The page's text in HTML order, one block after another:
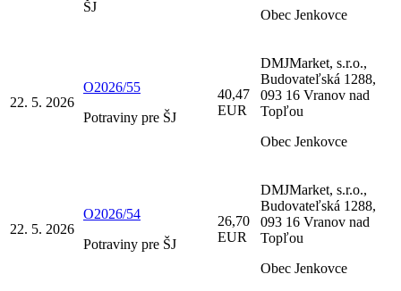
ŠJ
Obec Jenkovce
22. 5. 2026
O2026/55
Potraviny pre ŠJ
40,47
EUR
DMJMarket, s.r.o.,
Budovateľská 1288,
093 16 Vranov nad
Topľou
Obec Jenkovce
22. 5. 2026
O2026/54
Potraviny pre ŠJ
26,70
EUR
DMJMarket, s.r.o.,
Budovateľská 1288,
093 16 Vranov nad
Topľou
Obec Jenkovce